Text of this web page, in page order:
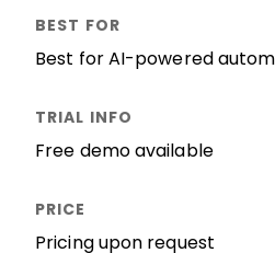
Best for AI-powered
Free demo available
Pricing upon request